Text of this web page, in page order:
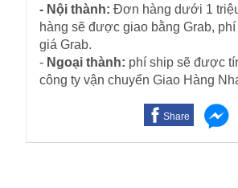
- Nội thành: Đơn hàng dưới 1
hàng sẽ được giao bằng Grab,
giá Grab.
- Ngoại thành: phí ship sẽ được
công ty vận chuyển Giao Hàng
Share